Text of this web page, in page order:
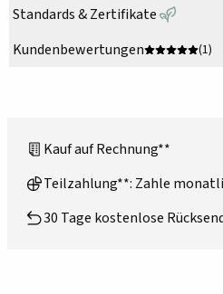
Standards & Zertifikate
Kundenbewertungen
(1)
Kauf auf Rechnung**
Teilzahlung**: Zahle
30 Tage kostenlose